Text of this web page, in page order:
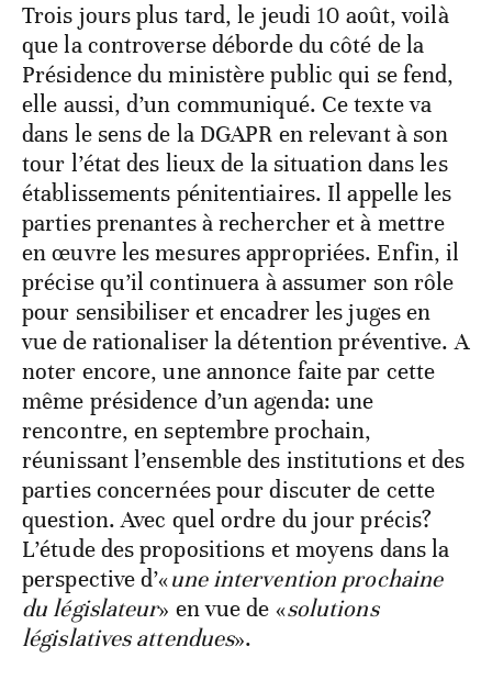
Trois jours plus tard, le jeudi 10 août, voilà
que la controverse déborde du côté de la
Présidence du ministère public qui se fend,
elle aussi, d’un communiqué. Ce texte va
dans le sens de la DGAPR en relevant à son
tour l’état des lieux de la situation dans les
établissements pénitentiaires. Il appelle les
parties prenantes à rechercher et à mettre
en œuvre les mesures appropriées. Enfin, il
précise qu’il continuera à assumer son rôle
pour sensibiliser et encadrer les juges en
vue de rationaliser la détention préventive. A
noter encore, une annonce faite par cette
même présidence d’un agenda: une
rencontre, en septembre prochain,
réunissant l’ensemble des institutions et des
parties concernées pour discuter de cette
question. Avec quel ordre du jour précis?
L’étude des propositions et moyens dans la
perspective d’«une intervention prochaine
du législateur» en vue de «solutions
législatives attendues».